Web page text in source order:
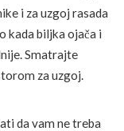
i za uzgoj rasada
kada biljka ojača i
Smatrajte
za uzgoj.
da vam ne treba